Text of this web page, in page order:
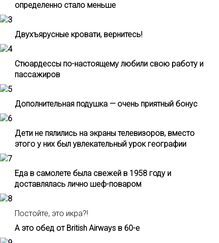
определенно стало меньше
Двухъярусные кровати, вернитесь!
Стюардессы по-настоящему любили свою работу и
пассажиров
Дополнительная подушка — очень приятный бонус
Дети не пялились на экраны телевизоров, вместо
этого у них был увлекательный урок географии
Еда в самолете была свежей в 1958 году и
доставлялась лично шеф-поваром
Постойте, это икра?!
А это обед от British Airways в 60-е